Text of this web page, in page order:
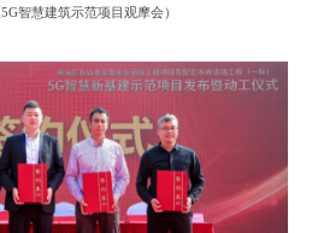
5G智慧建筑示范项目观摩会）